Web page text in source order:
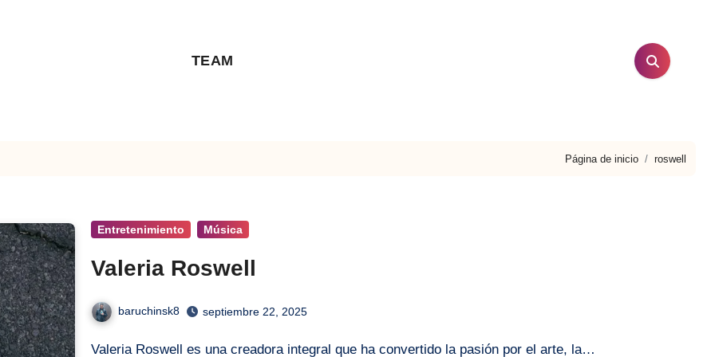
TEAM
Página de inicio roswell
Entretenimiento Música
Valeria Roswell
baruchinsk8 septiembre 22, 2025
Valeria Roswell es una creadora integral que ha convertido la pasión por el arte, la…